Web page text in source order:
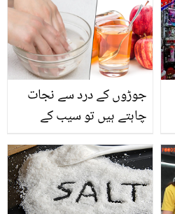
جوڑوں کے درد سے نجات
چاہتے ہیں تو سیب کے
بھگوئیں اور ناقابل یقین
نتائج دیکھ کر دنگ رہ
جائیں